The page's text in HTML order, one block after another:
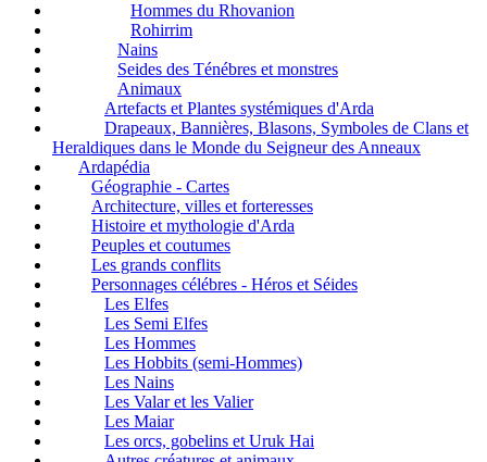
Hommes du Rhovanion
Rohirrim
Nains
Seides des Ténébres et monstres
Animaux
Artefacts et Plantes systémiques d'Arda
Drapeaux, Bannières, Blasons, Symboles de Clans et
Heraldiques dans le Monde du Seigneur des Anneaux
Ardapédia
Géographie - Cartes
Architecture, villes et forteresses
Histoire et mythologie d'Arda
Peuples et coutumes
Les grands conflits
Personnages célébres - Héros et Séides
Les Elfes
Les Semi Elfes
Les Hommes
Les Hobbits (semi-Hommes)
Les Nains
Les Valar et les Valier
Les Maiar
Les orcs, gobelins et Uruk Hai